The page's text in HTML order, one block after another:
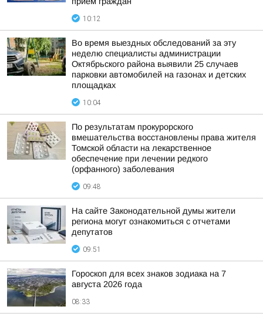
10:12
Во время выездных обследований за эту
неделю специалисты администрации
Октябрьского района выявили 25 случаев
парковки автомобилей на газонах и детских
площадках
10:04
По результатам прокурорского
вмешательства восстановлены права жителя
Томской области на лекарственное
обеспечение при лечении редкого
(орфанного) заболевания
09:48
На сайте Законодательной думы жители
региона могут ознакомиться с отчетами
депутатов
09:51
Гороскоп для всех знаков зодиака на 7
августа 2026 года
08:33